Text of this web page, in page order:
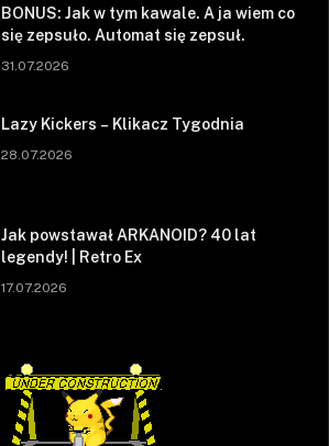
BONUS: Jak w tym kawale. A ja wiem co
się zepsuło. Automat się zepsuł.
31.07.2026
Lazy Kickers – Klikacz Tygodnia
28.07.2026
Jak powstawał ARKANOID? 40 lat
legendy! | Retro Ex
17.07.2026